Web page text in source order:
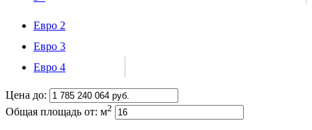
Евро 2
Евро 3
Евро 4
Цена до:
Общая площадь от: м2